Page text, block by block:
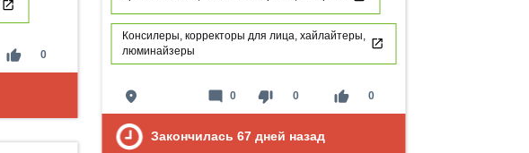
thumb_up 0
Консилеры, корректоры для лица, хайлайтеры,
люминайзеры
place thumb_down 0 thumb_up 0
mode_comment 0
Закончилась 67 дней назад